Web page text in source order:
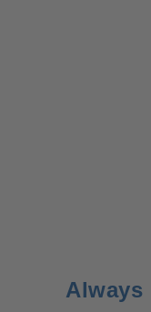
Always